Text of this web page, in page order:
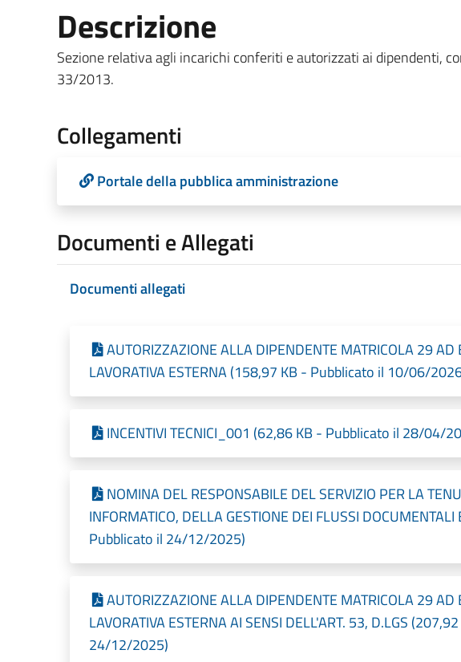
Descrizione
Sezione relativa agli incarichi conferiti e autorizzati ai dipendenti,
33/2013.
Collegamenti
Portale della pubblica amministrazione
Documenti e Allegati
Documenti allegati
AUTORIZZAZIONE ALLA DIPENDENTE MATRICOLA 29 AD
LAVORATIVA ESTERNA (158,97 KB - Pubblicato il 10/06/
INCENTIVI TECNICI_001 (62,86 KB - Pubblicato il 28/04/
NOMINA DEL RESPONSABILE DEL SERVIZIO PER LA
INFORMATICO, DELLA GESTIONE DEI FLUSSI
Pubblicato il 24/12/2025)
AUTORIZZAZIONE ALLA DIPENDENTE MATRICOLA 29 AD
LAVORATIVA ESTERNA AI SENSI DELL'ART. 53, D.LGS
24/12/2025)